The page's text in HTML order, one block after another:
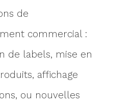
de
commercial :
de labels, mise en
affichage
ou nouvelles